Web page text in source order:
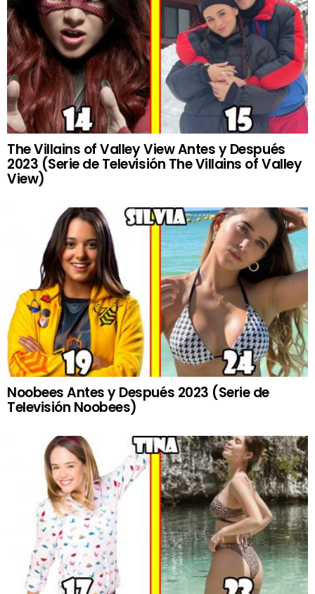
The Villains of Valley View Antes y Después
2023 (Serie de Televisión The Villains of Valley
View)
Noobees Antes y Después 2023 (Serie de
Televisión Noobees)